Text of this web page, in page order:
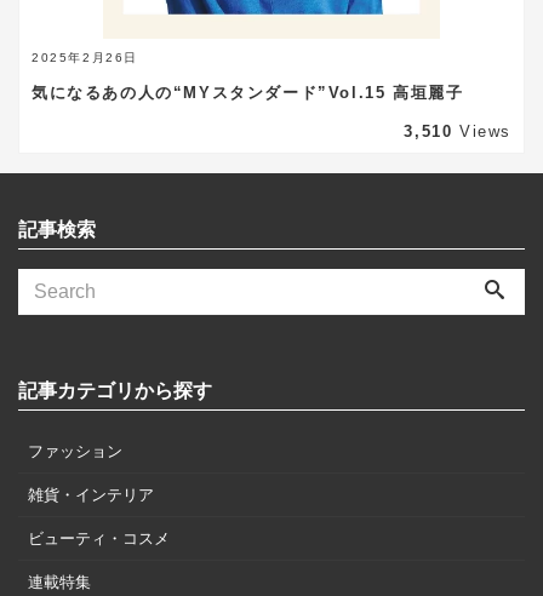
2025年2月26日
気になるあの人の“MYスタンダード”Vol.15 高垣麗子
3,510 Views
記事検索
記事カテゴリから探す
ファッション
雑貨・インテリア
ビューティ・コスメ
連載特集